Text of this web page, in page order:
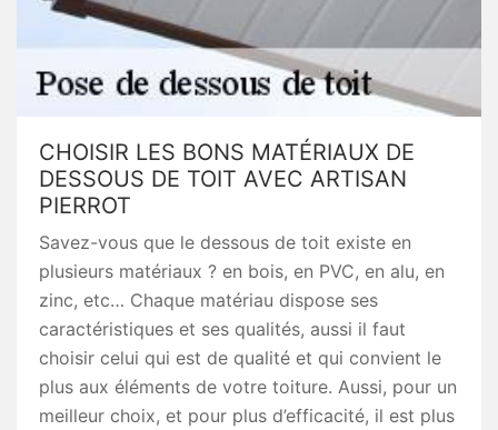
CHOISIR LES BONS MATÉRIAUX DE
DESSOUS DE TOIT AVEC ARTISAN
PIERROT
Savez-vous que le dessous de toit existe en
plusieurs matériaux ? en bois, en PVC, en alu, en
zinc, etc… Chaque matériau dispose ses
caractéristiques et ses qualités, aussi il faut
choisir celui qui est de qualité et qui convient le
plus aux éléments de votre toiture. Aussi, pour un
meilleur choix, et pour plus d’efficacité, il est plus